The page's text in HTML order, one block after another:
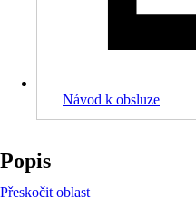
Návod k obsluze
Popis
Přeskočit oblast